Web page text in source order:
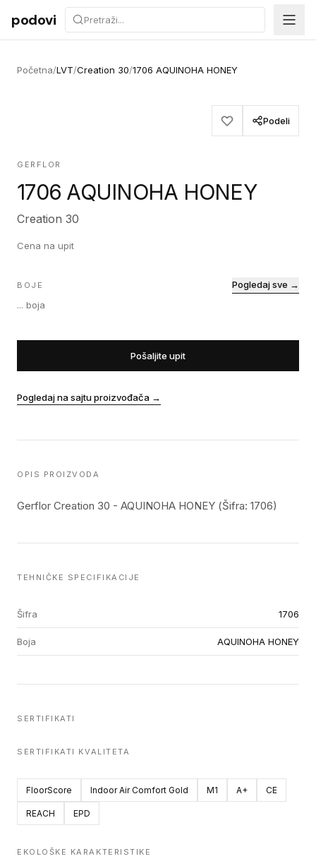
Preskoči na sadržaj
podovi
Početna/LVT/Creation 30/1706 AQUINOHA HONEY
Podeli
GERFLOR
1706 AQUINOHA HONEY
Creation 30
Cena na upit
BOJE
... boja
Pogledaj sve →
Pošaljite upit
Pogledaj na sajtu proizvođača →
OPIS PROIZVODA
Gerflor Creation 30 - AQUINOHA HONEY (Šifra: 1706)
TEHNIČKE SPECIFIKACIJE
Šifra 1706
Boja AQUINOHA HONEY
SERTIFIKATI
SERTIFIKATI KVALITETA
FloorScore Indoor Air Comfort Gold M1 A+ CE
REACH EPD
EKOLOŠKE KARAKTERISTIKE